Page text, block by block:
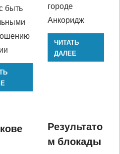
быть
городе
Анкоридж
ЧИТАТЬ
ДАЛЕЕ
Результато
м блокады